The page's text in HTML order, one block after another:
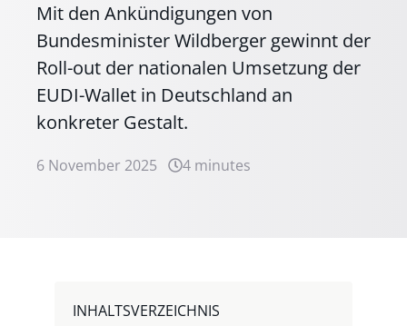
Mit den Ankündigungen von
Bundesminister Wildberger gewinnt der
Roll-out der nationalen Umsetzung der
EUDI-Wallet in Deutschland an
konkreter Gestalt.
6 November 2025 4 minutes
INHALTSVERZEICHNIS